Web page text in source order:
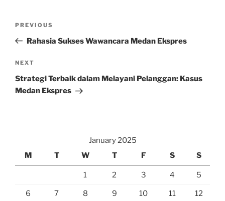
Previous
Post
PREVIOUS
Rahasia Sukses Wawancara Medan Ekspres
Next
Post
NEXT
Strategi Terbaik dalam Melayani Pelanggan: Kasus
Medan Ekspres
January 2025
M
T W T F S S
1 2 3 4 5
6 7 8 9 10 11 12